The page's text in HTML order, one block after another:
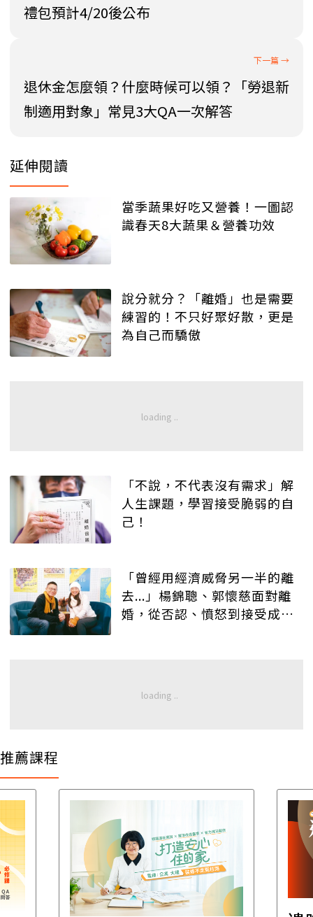
禮包預計4/20後公布
退休金怎麼領？什麼時候可以領？「勞退新
制適用對象」常見3大QA一次解答
延伸閱讀
當季蔬果好吃又營養！一圖認
識春天8大蔬果＆營養功效
說分就分？「離婚」也是需要
練習的！不只好聚好散，更是
為自己而驕傲
「不說，不代表沒有需求」解
人生課題，學習接受脆弱的自
己！
「曾經用經濟威脅另一半的離
去...」楊錦聰、郭懷慈面對離
婚，從否認、憤怒到接受成好
推薦課程